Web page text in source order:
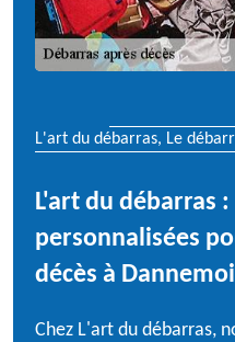
L'art du débarras, Le
L'art du débarras
personnalisées
décès à
Chez L'art du débarras,